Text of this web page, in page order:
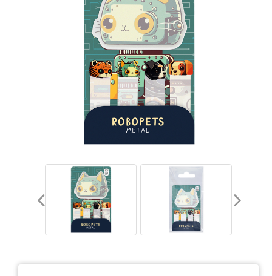
Ватманы, калька, бумага миллиметровая, форматки
Бумага для художественных и дизайнерских работ
Бумага для факса
Грамоты, дипломы, благодарности
Канцелярские книги, книги учета
Бумага писчая, газетная, копирка
Бумага в рулоне и стопе